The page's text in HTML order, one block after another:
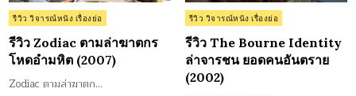
Posted
in
รีวิว วิจารณ์หนัง เรื่องย่อ
รีวิว Zodiac ตามล่าฆาตกร
โหดอำมหิต (2007)
Zodiac ตามล่าฆาตก…
Posted
in
รีวิว วิจารณ์หนัง เรื่องย่อ
รีวิว The Bourne Identity
ล่าจารชน ยอดคนอันตราย
(2002)